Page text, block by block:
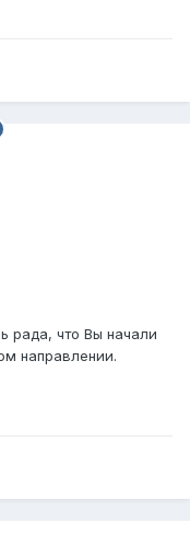
рада, что Вы начали
направлении.